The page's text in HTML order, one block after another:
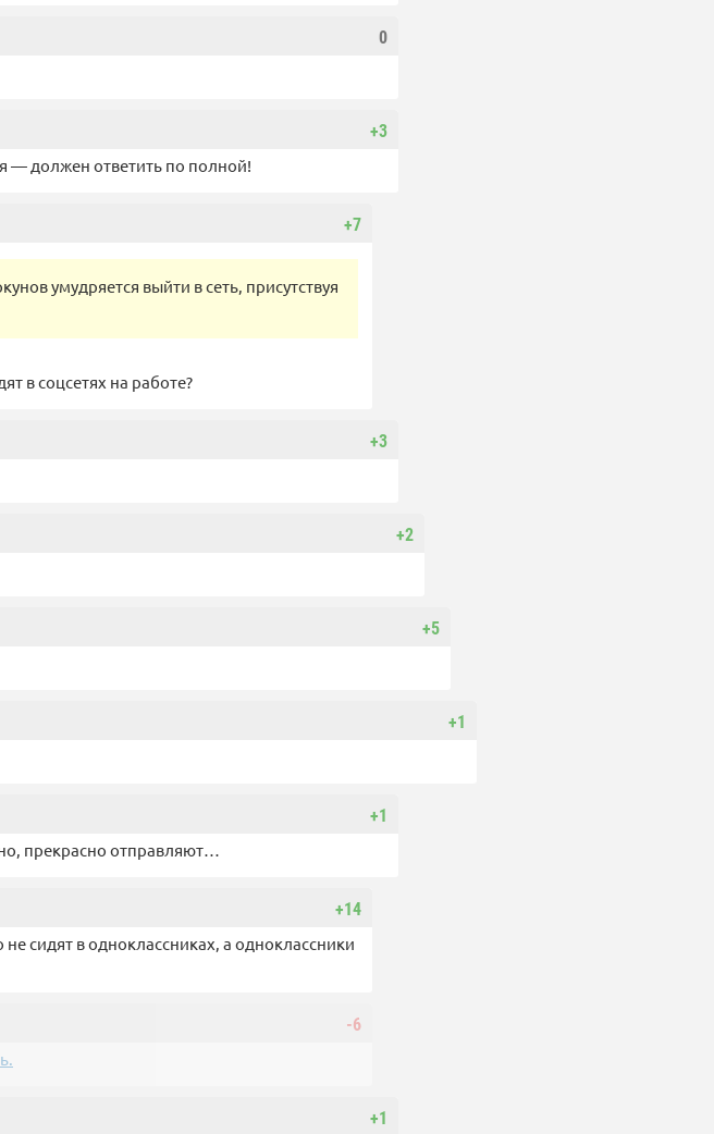
0
+3
— должен ответить по полной!
+7
умудряется выйти в сеть, присутствуя
в соцсетях на работе?
+3
+2
+5
+1
+1
прекрасно отправляют…
+14
сидят в одноклассниках, а одноклассники
-6
+1